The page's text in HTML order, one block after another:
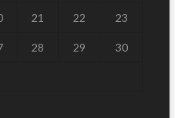
21 22 23
28 29 30